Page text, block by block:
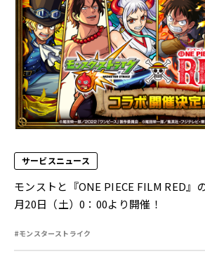
サービスニュース
モンストと『ONE PIECE FILM RED』
月20日（土）0：00より開催！
#モンスターストライク